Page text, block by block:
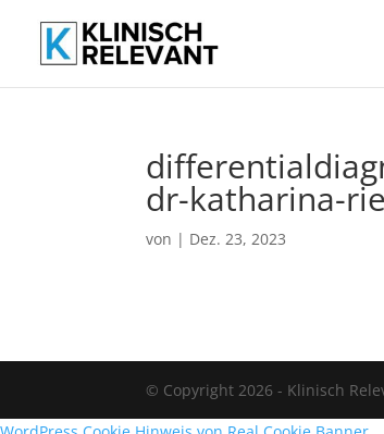
dr-katharina-
von | Dez. 23, 2023
© Copyright 2026 - Klinisch